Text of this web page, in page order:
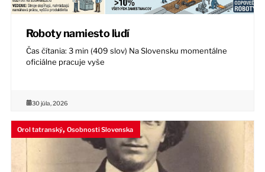
Roboty namiesto ľudí
Čas čítania: 3 min (409 slov) Na Slovensku momentálne
oficiálne pracuje vyše
30 júla, 2026
Orol tatranský, Osobnosti Slovenska